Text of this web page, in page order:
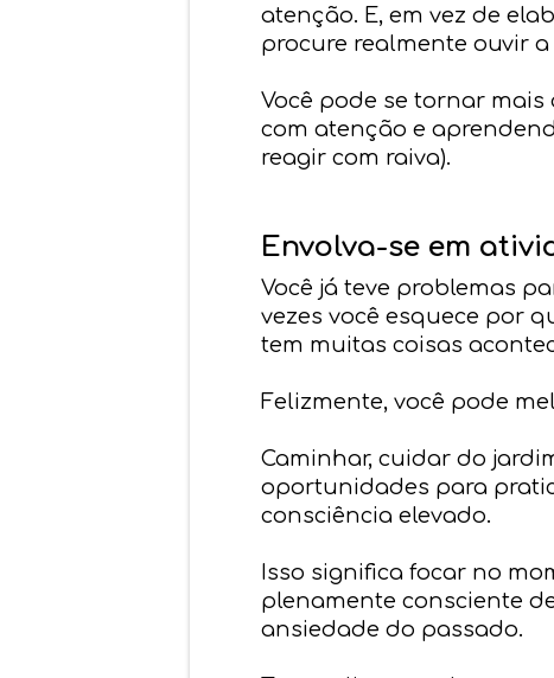
atenção. E, em vez de
procure realmente ouvir
Você pode se tornar
com atenção e
reagir com raiva).
Envolva-se em
Você já teve problemas
vezes você esquece por
tem muitas coisas
Felizmente, você pode
Caminhar, cuidar do
oportunidades para
consciência elevado.
Isso significa focar no
plenamente consciente
ansiedade do passado.